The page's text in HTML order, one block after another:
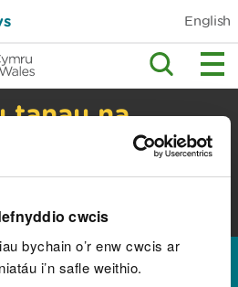
cwcis
bychain o’r enw cwcis ar
i’n safle weithio.
English
tanau na
nghefn
chyngor >
Pynciau